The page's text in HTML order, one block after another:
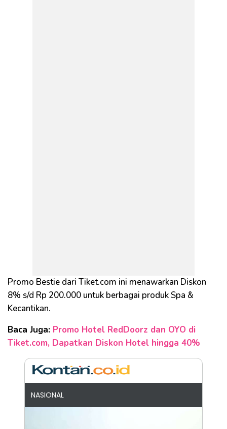
Promo Bestie dari Tiket.com ini menawarkan Diskon
8% s/d Rp 200.000 untuk berbagai produk Spa &
Kecantikan.
Baca Juga: Promo Hotel RedDoorz dan OYO di
Tiket.com, Dapatkan Diskon Hotel hingga 40%
NASIONAL